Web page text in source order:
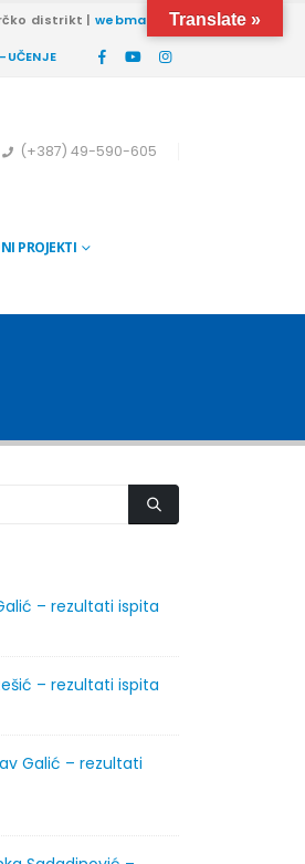
distrikt |webmail
UČENJE
(+387) 49-590-605
PROJEKTI
– rezultati ispita
– rezultati ispita
Galić – rezultati
Translate »